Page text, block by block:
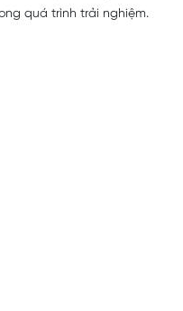
bảo sự hài lòng cao hơn